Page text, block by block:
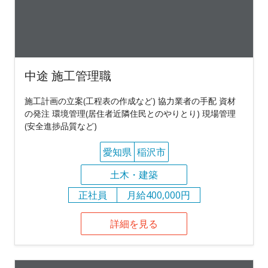
中途 施工管理職
施工計画の立案(工程表の作成など) 協力業者の手配 資材
の発注 環境管理(居住者近隣住民とのやりとり) 現場管理
(安全進捗品質など)
愛知県 稲沢市
土木・建築
正社員
月給400,000円
詳細を見る